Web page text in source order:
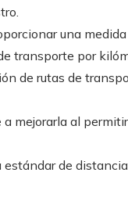
una
transporte por
de rutas de
mejorarla al
de